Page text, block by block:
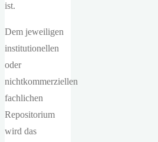
ist.
Dem jeweiligen
institutionellen
oder
nichtkommerziellen
fachlichen
Repositorium
wird das